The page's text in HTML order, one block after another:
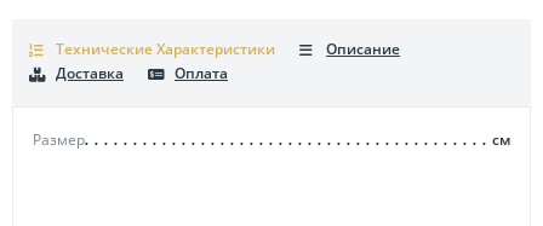
Технические Характеристики
Размер см
Описание
Доставка
Оплата